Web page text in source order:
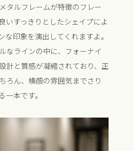
タルフレームが特徴のフレー
いすっきりとしたシェイプによ
な印象を演出してくれますよ。
なラインの中に、フォーナイ
計と質感が凝縮されており、正
ろん、横顔の雰囲気までさり
一本です。